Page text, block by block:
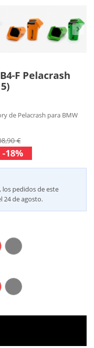
F Pelacrash
de Pelacrash para BMW
€
-18%
los pedidos de este
24 de agosto.